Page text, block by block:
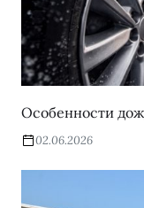
Особенности
02.06.2026